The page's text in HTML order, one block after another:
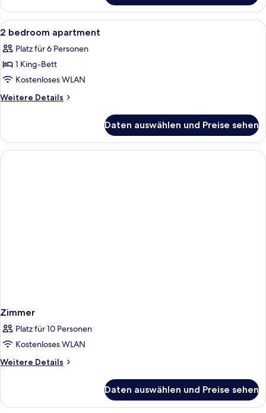
Doppelzimmer
Alle
Fotos
für
2
bedroom
apartment
Ein Schlafzimmer mit Holzboden,
4
2 bedroom apartment
Platz für 6 Personen
1 King-Bett
Kostenloses WLAN
Weitere Details
Weitere
bedroom
apartment
Daten auswählen und Preise sehen
Zimmer
Platz für 10 Personen
Kostenloses WLAN
Weitere Details
Weitere
Daten auswählen und Preise sehen